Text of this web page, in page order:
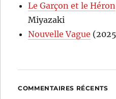
Le Garçon et le Héron
Miyazaki
Nouvelle Vague
COMMENTAIRES RÉCENTS